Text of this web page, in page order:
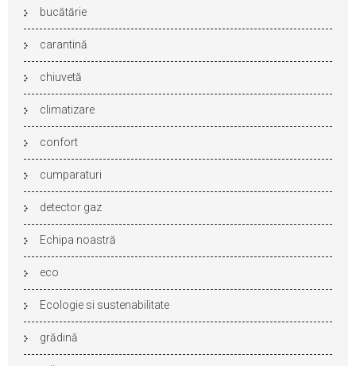
bucătărie
carantină
chiuvetă
climatizare
confort
cumparaturi
detector gaz
Echipa noastră
eco
Ecologie si sustenabilitate
grădină